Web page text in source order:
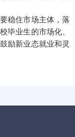
稳住市场主体，落
毕业生的市场化、
励新业态就业和灵